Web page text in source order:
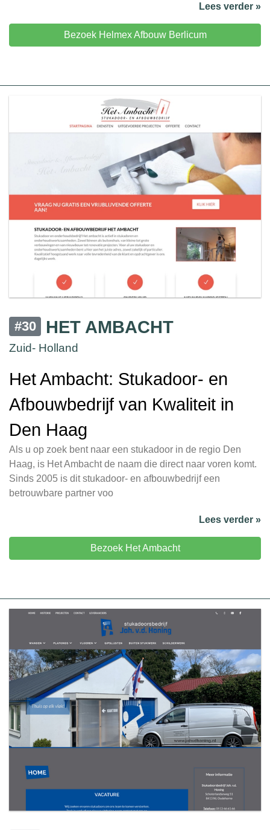
Lees verder »
Bezoek Helmex Afbouw Berlicum
#30 HET AMBACHT
Zuid- Holland
Het Ambacht: Stukadoor- en
Afbouwbedrijf van Kwaliteit in
Den Haag
Als u op zoek bent naar een stukadoor in de regio Den
Haag, is Het Ambacht de naam die direct naar voren komt.
Sinds 2005 is dit stukadoor- en afbouwbedrijf een
betrouwbare partner voo
Lees verder »
Bezoek Het Ambacht